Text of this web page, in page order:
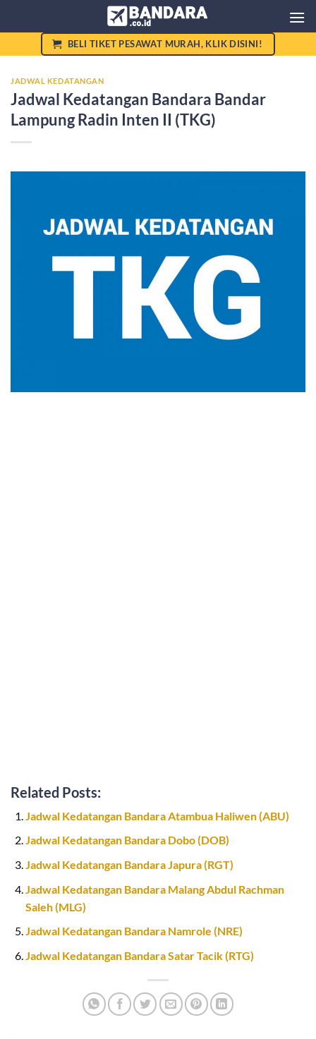
BELI TIKET PESAWAT MURAH, KLIK DISINI!
JADWAL KEDATANGAN
Jadwal Kedatangan Bandara Bandar
Lampung Radin Inten II (TKG)
Related Posts:
Jadwal Kedatangan Bandara Atambua Haliwen (ABU)
Jadwal Kedatangan Bandara Dobo (DOB)
Jadwal Kedatangan Bandara Japura (RGT)
Jadwal Kedatangan Bandara Malang Abdul Rachman
Saleh (MLG)
Jadwal Kedatangan Bandara Namrole (NRE)
Jadwal Kedatangan Bandara Satar Tacik (RTG)